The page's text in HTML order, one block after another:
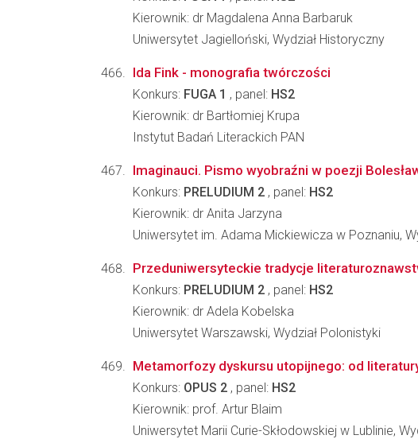
Kierownik: dr Magdalena Anna Barbaruk
Uniwersytet Jagielloński, Wydział Historyczny
Ida Fink - monografia twórczości
Konkurs: FUGA 1 , panel: HS2
Kierownik: dr Bartłomiej Krupa
Instytut Badań Literackich PAN
Imaginauci. Pismo wyobraźni w poezji
Konkurs: PRELUDIUM 2 , panel: HS2
Kierownik: dr Anita Jarzyna
Uniwersytet im. Adama Mickiewicza w Poznaniu,
Przeduniwersyteckie tradycje
Konkurs: PRELUDIUM 2 , panel: HS2
Kierownik: dr Adela Kobelska
Uniwersytet Warszawski, Wydział Polonistyki
Metamorfozy dyskursu utopijnego: od
Konkurs: OPUS 2 , panel: HS2
Kierownik: prof. Artur Blaim
Uniwersytet Marii Curie-Skłodowskiej w Lublinie,